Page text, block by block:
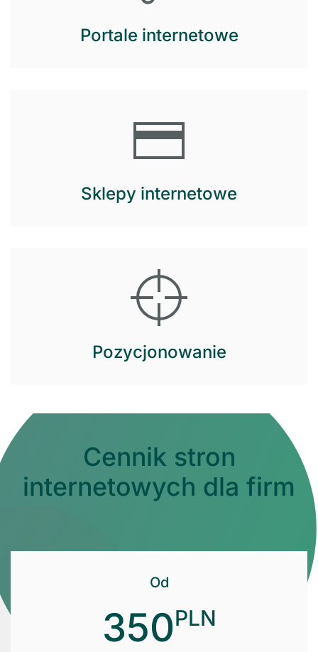
Portale internetowe
Sklepy internetowe
Pozycjonowanie
Cennik stron
internetowych dla firm
Od
350PLN